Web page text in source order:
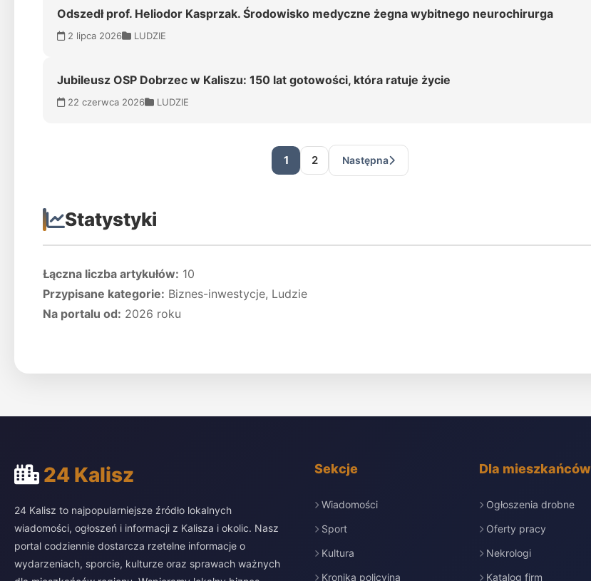
Odszedł prof. Heliodor Kasprzak. Środowisko medyczne żegna wybitnego neurochirurga
2 lipca 2026 LUDZIE
Jubileusz OSP Dobrzec w Kaliszu: 150 lat gotowości, która ratuje życie
22 czerwca 2026 LUDZIE
1 2 Następna
Statystyki
Łączna liczba artykułów: 10
Przypisane kategorie: Biznes-inwestycje, Ludzie
Na portalu od: 2026 roku
24 Kalisz
24 Kalisz to najpopularniejsze źródło lokalnych
wiadomości, ogłoszeń i informacji z Kalisza i okolic. Nasz
portal codziennie dostarcza rzetelne informacje o
wydarzeniach, sporcie, kulturze oraz sprawach ważnych
Sekcje
Wiadomości
Sport
Kultura
Kronika policyjna
Dla mieszkańców
Ogłoszenia drobne
Oferty pracy
Nekrologi
Katalog firm